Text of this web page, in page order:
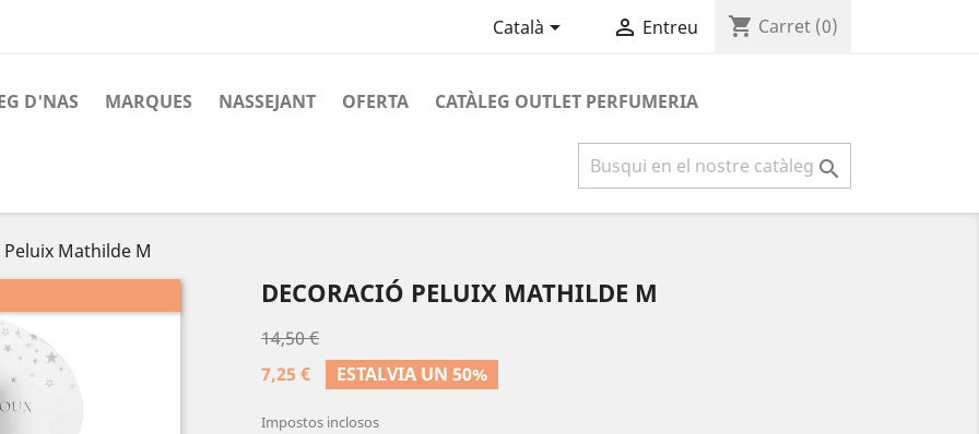
Català  Entreu shopping_cart Carret (0)
D'NAS MARQUES NASSEJANT OFERTA CATÀLEG OUTLET PERFUMERIA

Mathilde M
DECORACIÓ PELUIX MATHILDE M
14,50 €
7,25 €
ESTALVIA UN 50%
Impostos inclosos